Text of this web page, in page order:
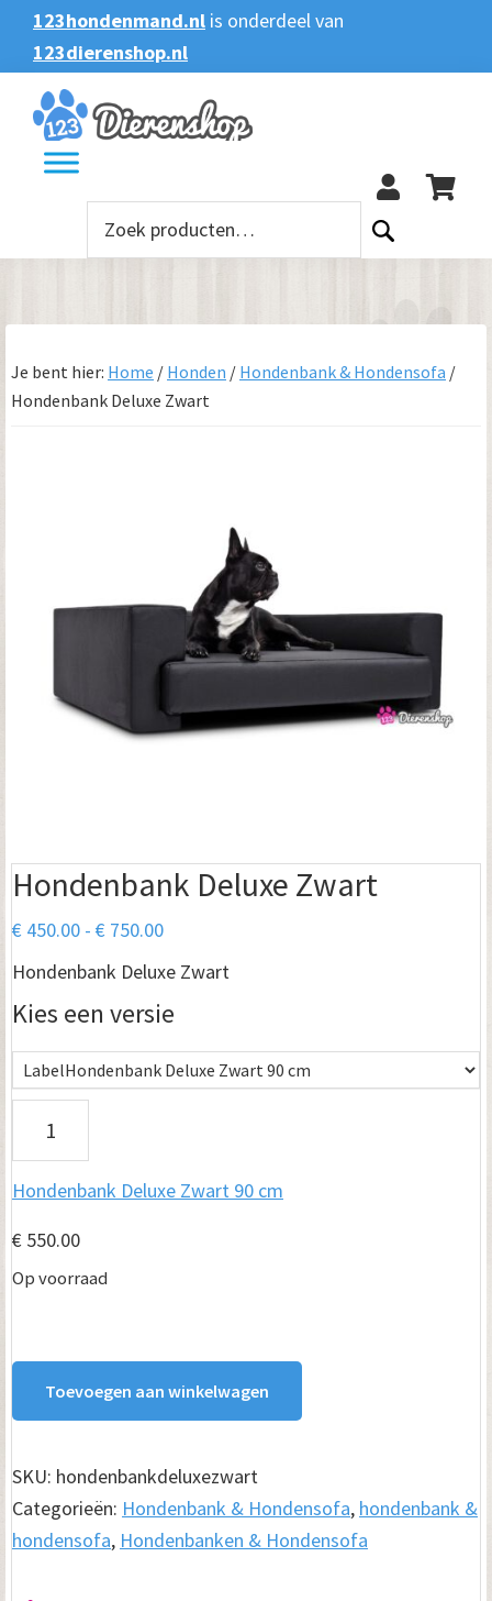
Spring
naar
de
hoofdnavigatie
Door
naar
de
hoofd
inhoud
Spring
naar
de
voettekst
123hondenmand.nl is onderdeel van
123dierenshop.nl
Zoeken
Zoeken
naar:
Je bent hier: Home / Honden / Hondenbank & Hondensofa /
Hondenbank Deluxe Zwart
Hondenbank Deluxe Zwart
€ 450.00 - € 750.00Prijsklasse:
€ 750.00
Hondenbank Deluxe Zwart
Kies een versie
o
n
d
e
b
k
D
e
Hondenbank Deluxe Zwart 90 cm
€ 550.00
Op voorraad
Toevoegen aan winkelwagen
SKU: hondenbankdeluxezwart
Categorieën: Hondenbank & Hondensofa, hondenbank &
hondensofa, Hondenbanken & Hondensofa